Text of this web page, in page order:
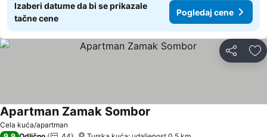
Izaberi datume da bi se prikazale
tačne cene
Pogledaj cene
Deli
Cela kuća/apartman
Apartman Zamak Sombor